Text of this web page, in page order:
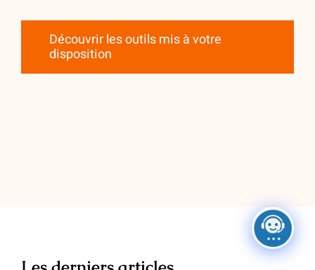
Découvrir les outils mis à votre
disposition